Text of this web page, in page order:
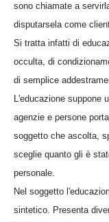
sono chiamate a
disputarsela come
Si tratta infatti di
occulta, di
di semplice
L'educazione suppone
agenzie e persone
soggetto che ascolta,
sceglie quanto gli è
personale.
Nel soggetto
sintetico. Presenta